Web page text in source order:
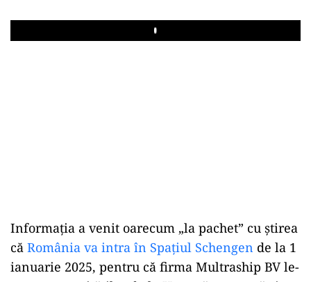
Play
Informația a venit oarecum „la pachet” cu știrea
că România va intra în Spațiul Schengen de la 1
ianuarie 2025, pentru că firma Multraship BV le-